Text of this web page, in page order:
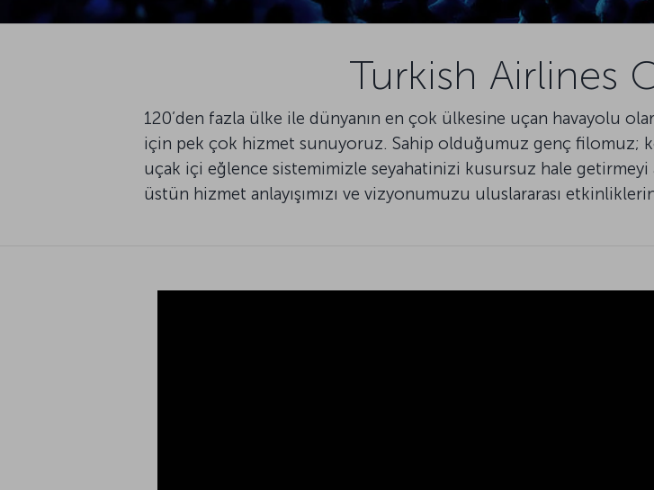
Turkish Airlines
120’den fazla ülke ile dünyanın en çok ülkesine uçan havayolu
için pek çok hizmet sunuyoruz. Sahip olduğumuz genç filomuz;
uçak içi eğlence sistemimizle seyahatinizi kusursuz hale getirmeyi
üstün hizmet anlayışımızı ve vizyonumuzu uluslararası